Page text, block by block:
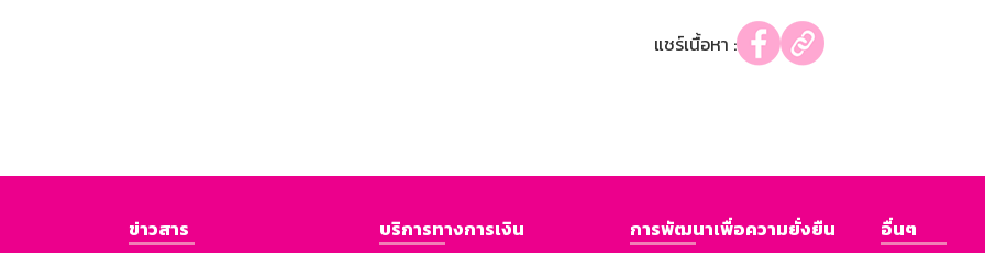
แชร์เนื้อหา :
ข่าวสาร
บริการทางการเงิน
การพัฒนาเพื่อความยั่งยืน
อื่นๆ